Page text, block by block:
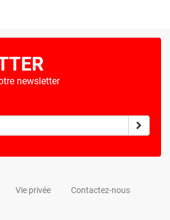
newsletter
Vie privée Contactez-nous